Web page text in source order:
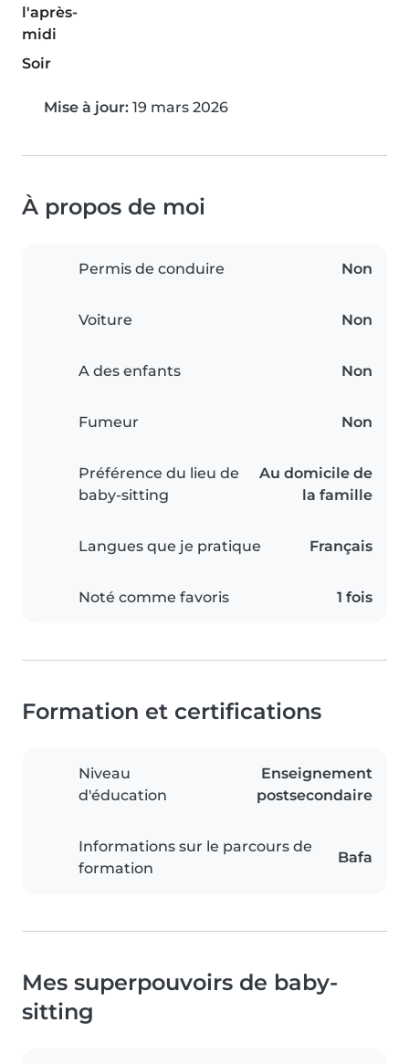
l'après-
midi
Soir
Mise à jour: 19 mars 2026
À propos de moi
Permis de conduire Non
Voiture Non
A des enfants Non
Fumeur Non
Préférence du lieu de
baby-sitting
Au domicile de
la famille
Langues que je pratique Français
Noté comme favoris 1 fois
Formation et certifications
Niveau
d'éducation
Enseignement
postsecondaire
Informations sur le parcours de
formation
Bafa
Mes superpouvoirs de baby-
sitting